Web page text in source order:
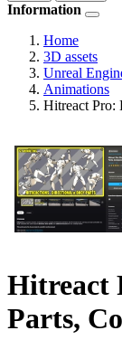
Information
Home
3D assets
Unreal
Animations
Hitreact Pro:
Hitreact
Parts,